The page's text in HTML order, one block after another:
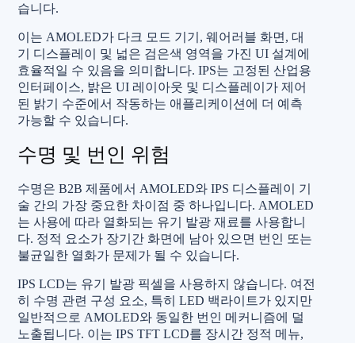
습니다.
이는 AMOLED가 다크 모드 기기, 웨어러블 화면, 대
기 디스플레이 및 넓은 검은색 영역을 가진 UI 설계에
효율적일 수 있음을 의미합니다. IPS는 고정된 산업용
인터페이스, 밝은 UI 레이아웃 및 디스플레이가 제어
된 밝기 수준에서 작동하는 애플리케이션에 더 예측
가능할 수 있습니다.
수명 및 번인 위험
수명은 B2B 제품에서 AMOLED와 IPS 디스플레이 기
술 간의 가장 중요한 차이점 중 하나입니다. AMOLED
는 사용에 따라 열화되는 유기 발광 재료를 사용합니
다. 정적 요소가 장기간 화면에 남아 있으면 번인 또는
불균일한 열화가 문제가 될 수 있습니다.
IPS LCD는 유기 발광 픽셀을 사용하지 않습니다. 여전
히 수명 관련 구성 요소, 특히 LED 백라이트가 있지만
일반적으로 AMOLED와 동일한 번인 메커니즘에 덜
노출됩니다. 이는 IPS TFT LCD를 장시간 정적 메뉴,